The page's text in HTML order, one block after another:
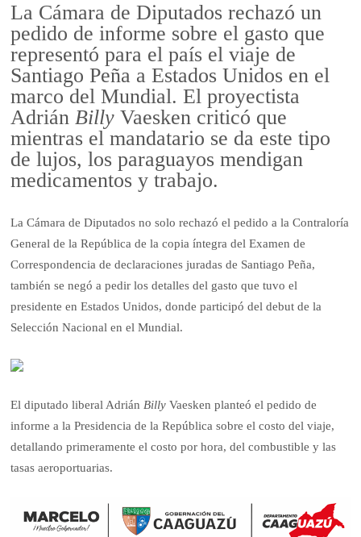
La Cámara de Diputados rechazó un
pedido de informe sobre el gasto que
representó para el país el viaje de
Santiago Peña a Estados Unidos en el
marco del Mundial. El proyectista
AdriánBilly Vaesken criticó que
mientras el mandatario se da este tipo
de lujos, los paraguayos mendigan
medicamentos y trabajo.
La Cámara de Diputados no solo rechazó el pedido a la Contraloría
General de la República de la copia íntegra del Examen de
Correspondencia de declaraciones juradas de Santiago Peña,
también se negó a pedir los detalles del gasto que tuvo el
presidente en Estados Unidos, donde participó del debut de la
Selección Nacional en el Mundial.
El diputado liberal Adrián Billy Vaesken planteó el pedido de
informe a la Presidencia de la República sobre el costo del viaje,
detallando primeramente el costo por hora, del combustible y las
tasas aeroportuarias.